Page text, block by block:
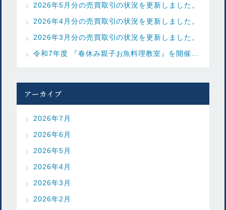
2026年5月分の売買取引の状況を更新しました。
2026年4月分の売買取引の状況を更新しました。
2026年3月分の売買取引の状況を更新しました。
アーカイブ
2026年7月
2026年6月
2026年5月
2026年4月
2026年3月
2026年2月